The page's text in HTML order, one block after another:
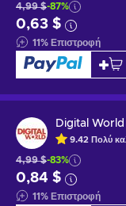
4,99 $-87%
0,63 $
11% Επιστροφή
Digital World
9.42 Πολύ
4,99 $-83%
0,84 $
11% Επιστροφή